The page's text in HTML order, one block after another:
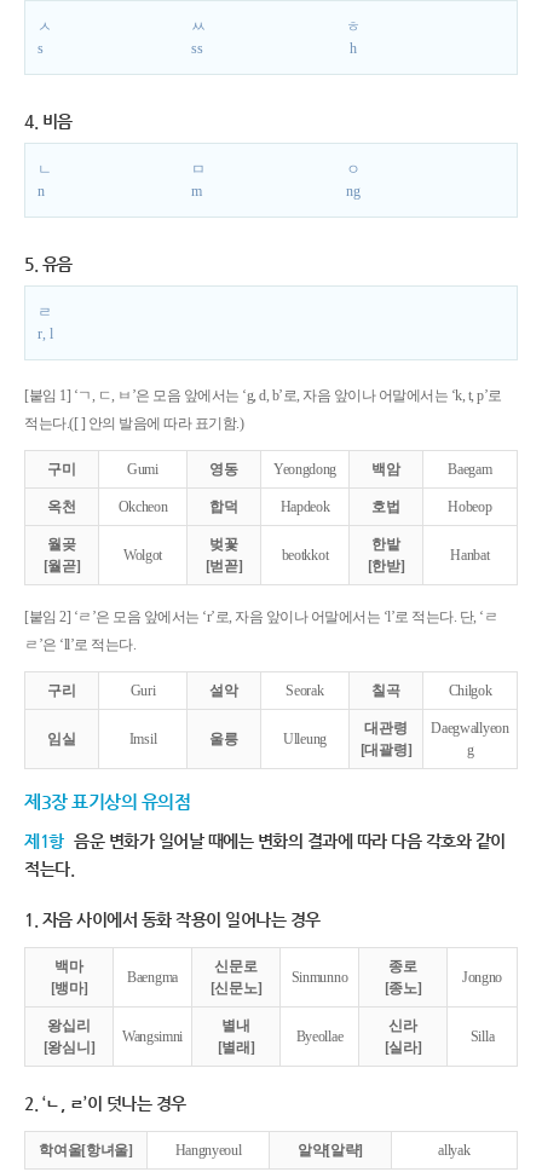
ㅅ
s
ㅆ
ss
ㅎ
h
4. 비음
ㄴ
n
ㅁ
m
ㅇ
ng
5. 유음
ㄹ
r, l
[붙임 1] ‘ㄱ, ㄷ, ㅂ’은 모음 앞에서는 ‘g, d, b’로, 자음 앞이나 어말에서는 ‘k, t, p’로
적는다.([ ] 안의 발음에 따라 표기함.)
구미 Gumi 영동 Yeongdong 백암 Baegam
옥천 Okcheon 합덕 Hapdeok 호법 Hobeop
월곶
[월곧]
Wolgot
벚꽃
[벋꼳]
beotkkot
한밭
[한받]
Hanbat
[붙임 2] ‘ㄹ’은 모음 앞에서는 ‘r’로, 자음 앞이나 어말에서는 ‘l’로 적는다. 단, ‘ㄹ
ㄹ’은 ‘ll’로 적는다.
구리 Guri 설악 Seorak 칠곡 Chilgok
임실 Imsil 울릉 Ulleung
대관령
[대괄령]
Daegwallyeon
g
제3장 표기상의 유의점
제1항 음운 변화가 일어날 때에는 변화의 결과에 따라 다음 각호와 같이
적는다.
1. 자음 사이에서 동화 작용이 일어나는 경우
백마
[뱅마]
Baengma
신문로
[신문노]
Sinmunno
종로
[종노]
Jongno
왕십리
[왕심니]
Wangsimni
별내
[별래]
Byeollae
신라
[실라]
Silla
2. ‘ㄴ, ㄹ’이 덧나는 경우
학여울[항녀울] Hangnyeoul 알약[알략] allyak